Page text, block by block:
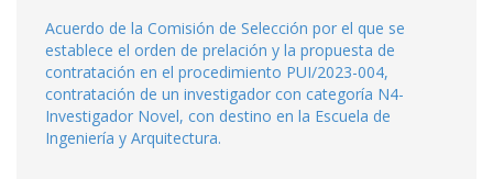
Acuerdo de la Comisión de Selección por el que se
establece el orden de prelación y la propuesta de
contratación en el procedimiento PUI/2023-004,
contratación de un investigador con categoría N4-
Investigador Novel, con destino en la Escuela de
Ingeniería y Arquitectura.